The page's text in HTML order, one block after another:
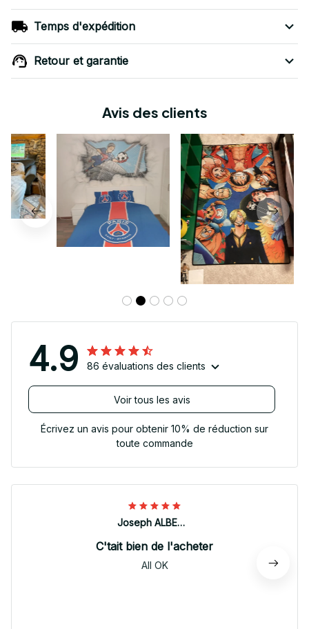
Temps d'expédition
Retour et garantie
Avis des clients
4.9 86 évaluations des clients
Voir tous les avis
Écrivez un avis pour obtenir 10% de réduction sur
toute commande
Joseph ALBERTINI
C'tait bien de l'acheter
All OK